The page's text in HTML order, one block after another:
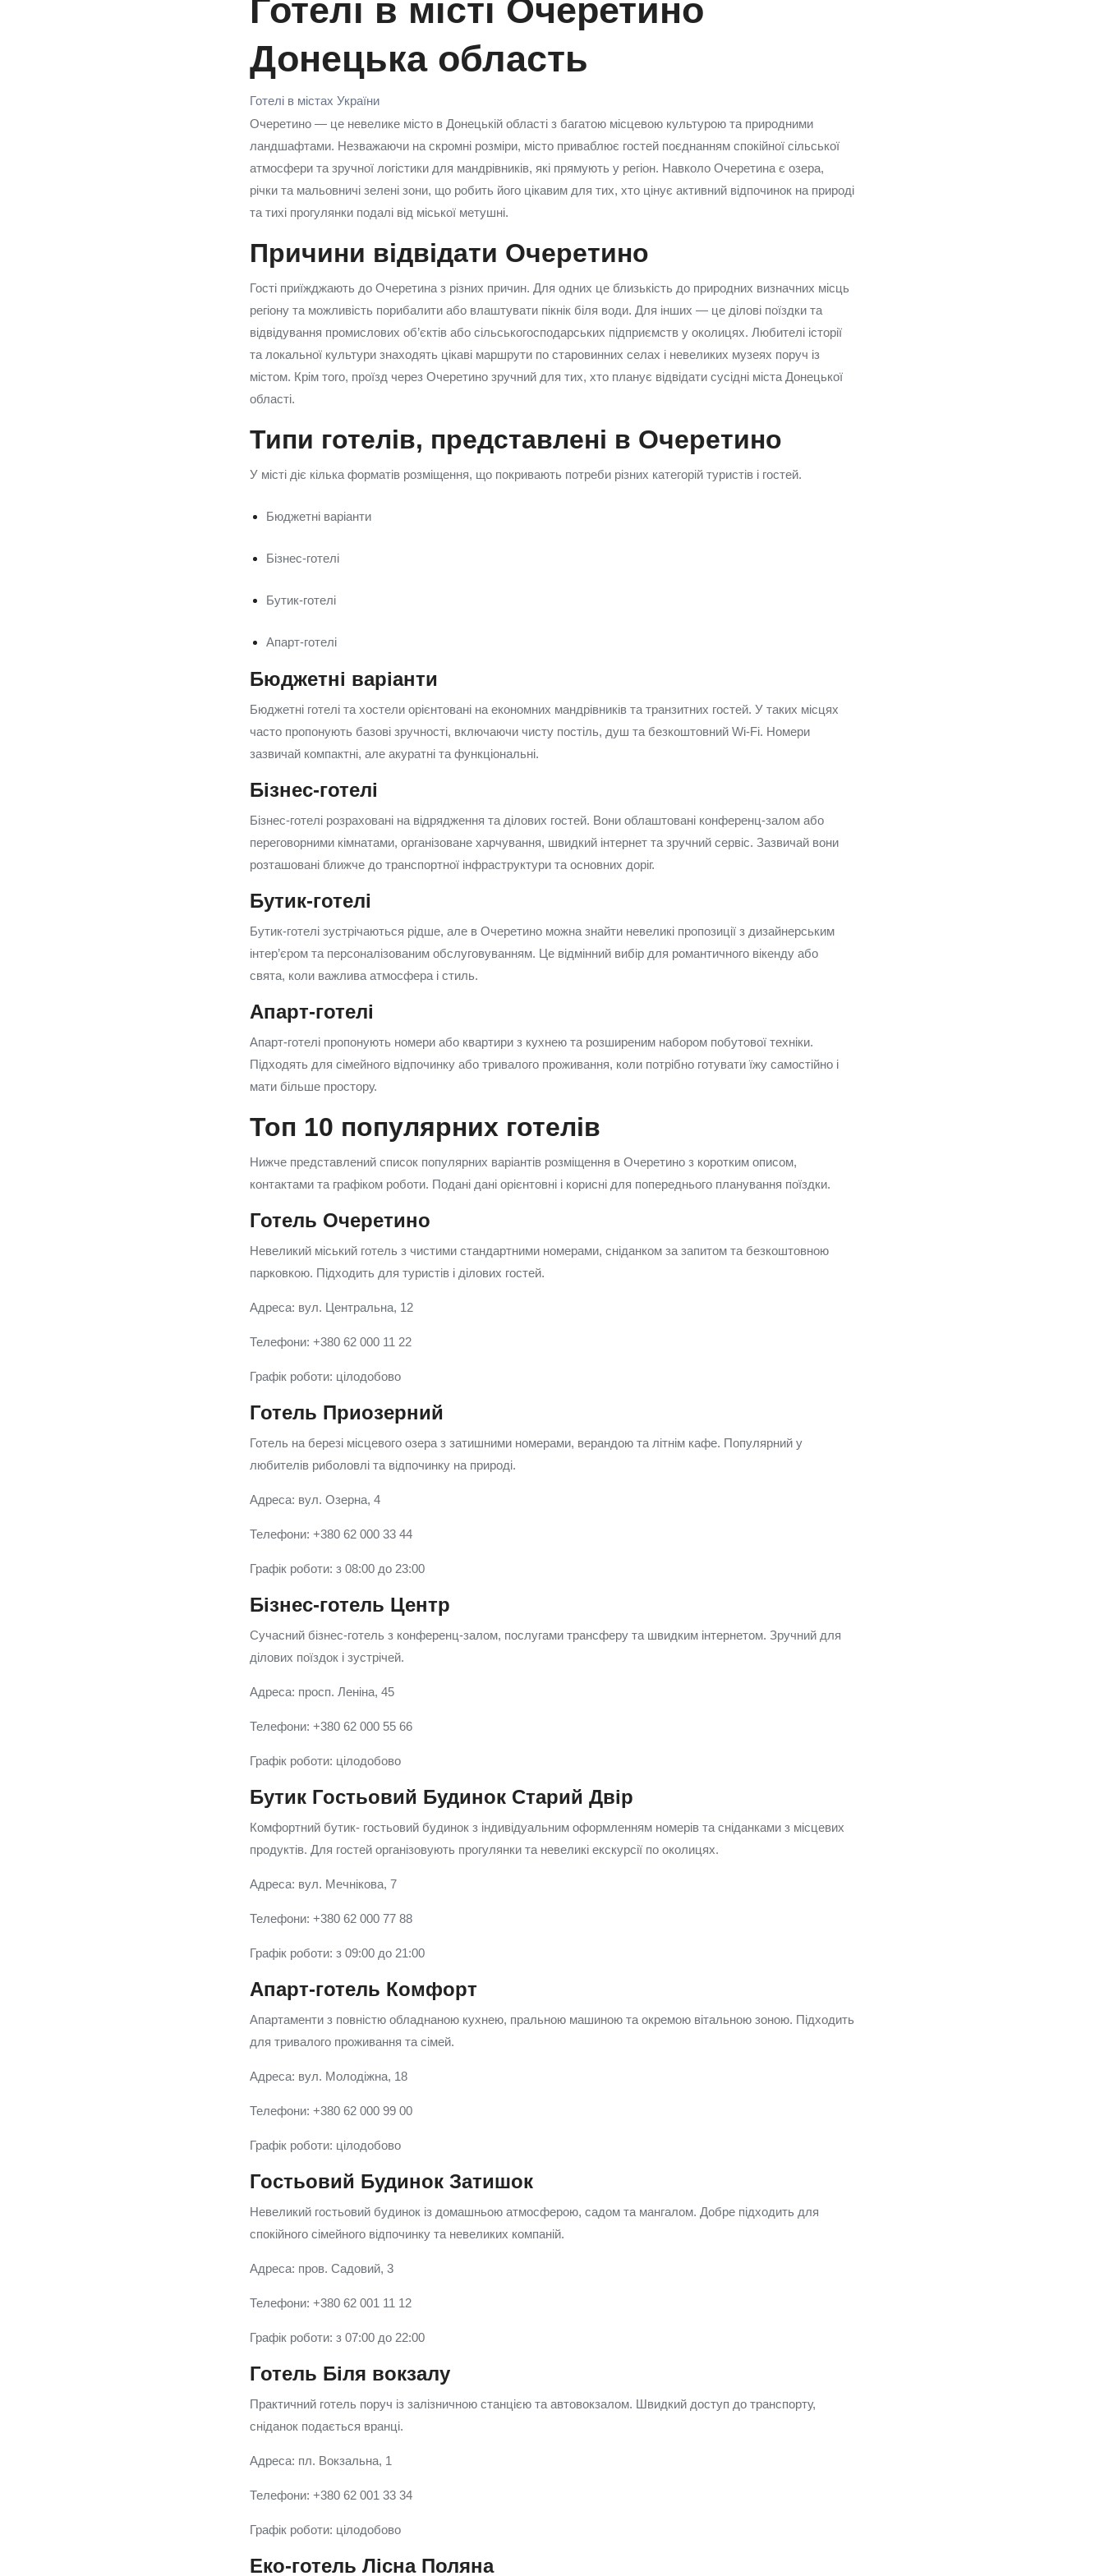
Готелі в місті Очеретино
Донецька область
Готелі в містах України
Очеретино — це невелике місто в Донецькій області з багатою місцевою культурою та природними
ландшафтами. Незважаючи на скромні розміри, місто приваблює гостей поєднанням спокійної сільської
атмосфери та зручної логістики для мандрівників, які прямують у регіон. Навколо Очеретина є озера,
річки та мальовничі зелені зони, що робить його цікавим для тих, хто цінує активний відпочинок на природі
та тихі прогулянки подалі від міської метушні.
Причини відвідати Очеретино
Гості приїжджають до Очеретина з різних причин. Для одних це близькість до природних визначних місць
регіону та можливість порибалити або влаштувати пікнік біля води. Для інших — це ділові поїздки та
відвідування промислових об’єктів або сільськогосподарських підприємств у околицях. Любителі історії
та локальної культури знаходять цікаві маршрути по старовинних селах і невеликих музеях поруч із
містом. Крім того, проїзд через Очеретино зручний для тих, хто планує відвідати сусідні міста Донецької
області.
Типи готелів, представлені в Очеретино
У місті діє кілька форматів розміщення, що покривають потреби різних категорій туристів і гостей.
Бюджетні варіанти
Бізнес-готелі
Бутик-готелі
Апарт-готелі
Бюджетні варіанти
Бюджетні готелі та хостели орієнтовані на економних мандрівників та транзитних гостей. У таких місцях
часто пропонують базові зручності, включаючи чисту постіль, душ та безкоштовний Wi-Fi. Номери
зазвичай компактні, але акуратні та функціональні.
Бізнес-готелі
Бізнес-готелі розраховані на відрядження та ділових гостей. Вони облаштовані конференц-залом або
переговорними кімнатами, організоване харчування, швидкий інтернет та зручний сервіс. Зазвичай вони
розташовані ближче до транспортної інфраструктури та основних доріг.
Бутик-готелі
Бутик-готелі зустрічаються рідше, але в Очеретино можна знайти невеликі пропозиції з дизайнерським
інтер’єром та персоналізованим обслуговуванням. Це відмінний вибір для романтичного вікенду або
свята, коли важлива атмосфера і стиль.
Апарт-готелі
Апарт-готелі пропонують номери або квартири з кухнею та розширеним набором побутової техніки.
Підходять для сімейного відпочинку або тривалого проживання, коли потрібно готувати їжу самостійно і
мати більше простору.
Топ 10 популярних готелів
Нижче представлений список популярних варіантів розміщення в Очеретино з коротким описом,
контактами та графіком роботи. Подані дані орієнтовні і корисні для попереднього планування поїздки.
Готель Очеретино
Невеликий міський готель з чистими стандартними номерами, сніданком за запитом та безкоштовною
парковкою. Підходить для туристів і ділових гостей.
Адреса: вул. Центральна, 12
Телефони: +380 62 000 11 22
Графік роботи: цілодобово
Готель Приозерний
Готель на березі місцевого озера з затишними номерами, верандою та літнім кафе. Популярний у
любителів риболовлі та відпочинку на природі.
Адреса: вул. Озерна, 4
Телефони: +380 62 000 33 44
Графік роботи: з 08:00 до 23:00
Бізнес-готель Центр
Сучасний бізнес-готель з конференц-залом, послугами трансферу та швидким інтернетом. Зручний для
ділових поїздок і зустрічей.
Адреса: просп. Леніна, 45
Телефони: +380 62 000 55 66
Графік роботи: цілодобово
Бутик Гостьовий Будинок Старий Двір
Комфортний бутик- гостьовий будинок з індивідуальним оформленням номерів та сніданками з місцевих
продуктів. Для гостей організовують прогулянки та невеликі екскурсії по околицях.
Адреса: вул. Мечнікова, 7
Телефони: +380 62 000 77 88
Графік роботи: з 09:00 до 21:00
Апарт-готель Комфорт
Апартаменти з повністю обладнаною кухнею, пральною машиною та окремою вітальною зоною. Підходить
для тривалого проживання та сімей.
Адреса: вул. Молодіжна, 18
Телефони: +380 62 000 99 00
Графік роботи: цілодобово
Гостьовий Будинок Затишок
Невеликий гостьовий будинок із домашньою атмосферою, садом та мангалом. Добре підходить для
спокійного сімейного відпочинку та невеликих компаній.
Адреса: пров. Садовий, 3
Телефони: +380 62 001 11 12
Графік роботи: з 07:00 до 22:00
Готель Біля вокзалу
Практичний готель поруч із залізничною станцією та автовокзалом. Швидкий доступ до транспорту,
сніданок подається вранці.
Адреса: пл. Вокзальна, 1
Телефони: +380 62 001 33 34
Графік роботи: цілодобово
Еко-готель Лісна Поляна